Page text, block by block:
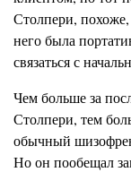
Столпери,
него была
связаться с
Чем больше за
Столпери, тем
обычный
Но он пообещал